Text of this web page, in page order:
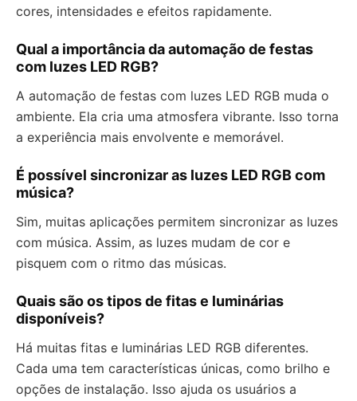
cores, intensidades e efeitos rapidamente.
Qual a importância da automação de festas
com luzes LED RGB?
A automação de festas com luzes LED RGB muda o
ambiente. Ela cria uma atmosfera vibrante. Isso torna
a experiência mais envolvente e memorável.
É possível sincronizar as luzes LED RGB com
música?
Sim, muitas aplicações permitem sincronizar as luzes
com música. Assim, as luzes mudam de cor e
pisquem com o ritmo das músicas.
Quais são os tipos de fitas e luminárias
disponíveis?
Há muitas fitas e luminárias LED RGB diferentes.
Cada uma tem características únicas, como brilho e
opções de instalação. Isso ajuda os usuários a